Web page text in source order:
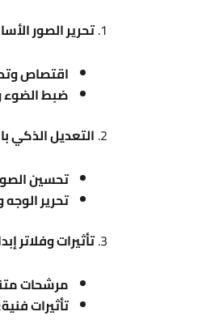
1. تحرير الصور
اقتصاص
ضبط الضوء
2. التعديل الذكي
تحسين
تحرير
3. تأثيرات وفلاتر
مرشحات
تأثيرات فنية